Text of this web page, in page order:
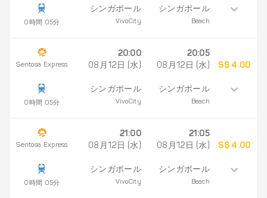
0時間 05分
シンガポール
VivoCity
シンガポール
Beach
Sentosa Express
0時間 05分
20:00
08月12日 (水)
シンガポール
VivoCity
20:05
08月12日 (水)
シンガポール
Beach
S$ 4.00
Sentosa Express
0時間 05分
21:00
08月12日 (水)
シンガポール
VivoCity
21:05
08月12日 (水)
シンガポール
Beach
S$ 4.00